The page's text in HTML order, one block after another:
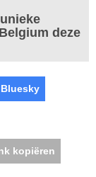
deze
kopiëren